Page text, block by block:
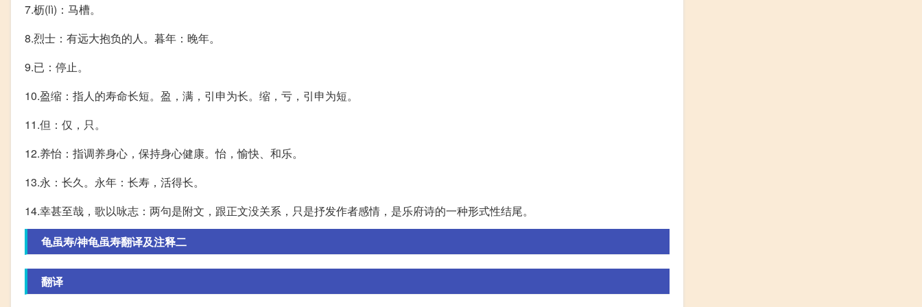
7.枥(lì)：马槽。
8.烈士：有远大抱负的人。暮年：晚年。
9.已：停止。
10.盈缩：指人的寿命长短。盈，满，引申为长。缩，亏，引申为短。
11.但：仅，只。
12.养怡：指调养身心，保持身心健康。怡，愉快、和乐。
13.永：长久。永年：长寿，活得长。
14.幸甚至哉，歌以咏志：两句是附文，跟正文没关系，只是抒发作者感情，是乐府诗的一种形式性结尾。
龟虽寿/神龟虽寿翻译及注释二
翻译